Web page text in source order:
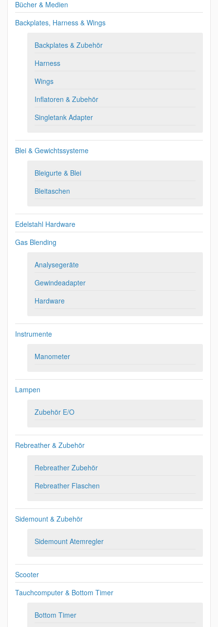
Bücher & Medien
Backplates, Harness & Wings
Backplates & Zubehör
Harness
Wings
Inflatoren & Zubehör
Singletank Adapter
Blei & Gewichtssysteme
Bleigurte & Blei
Bleitaschen
Edelstahl Hardware
Gas Blending
Analysegeräte
Gewindeadapter
Hardware
Instrumente
Manometer
Lampen
Zubehör E/O
Rebreather & Zubehör
Rebreather Zubehör
Rebreather Flaschen
Sidemount & Zubehör
Sidemount Atemregler
Scooter
Tauchcomputer & Bottom Timer
Bottom Timer